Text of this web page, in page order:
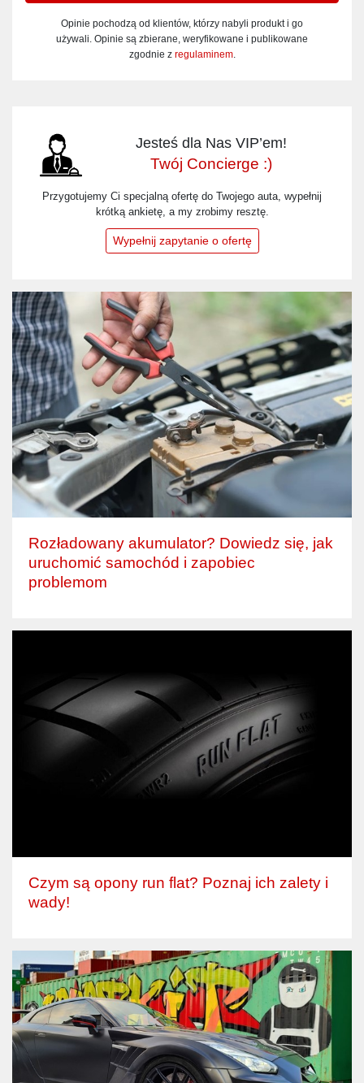
Opinie pochodzą od klientów, którzy nabyli produkt i go
używali. Opinie są zbierane, weryfikowane i publikowane
zgodnie z regulaminem.
Jesteś dla Nas VIP’em!
Twój Concierge :)
Przygotujemy Ci specjalną ofertę do Twojego auta, wypełnij
krótką ankietę, a my zrobimy resztę.
Wypełnij zapytanie o ofertę
Rozładowany akumulator? Dowiedz się, jak
uruchomić samochód i zapobiec
problemom
Czym są opony run flat? Poznaj ich zalety i
wady!